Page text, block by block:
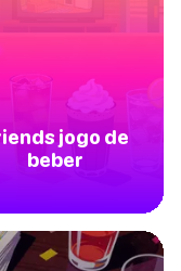
jogo de
beber